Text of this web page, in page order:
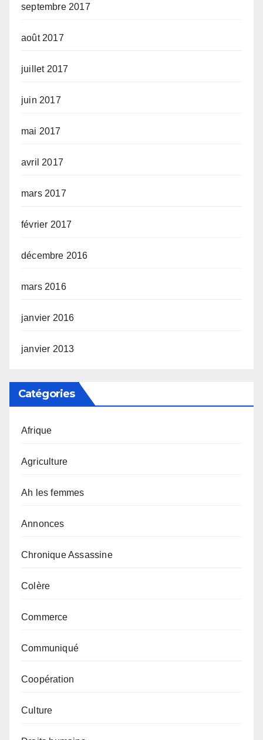
septembre 2017
août 2017
juillet 2017
juin 2017
mai 2017
avril 2017
mars 2017
février 2017
décembre 2016
mars 2016
janvier 2016
janvier 2013
Catégories
Afrique
Agriculture
Ah les femmes
Annonces
Chronique Assassine
Colère
Commerce
Communiqué
Coopération
Culture